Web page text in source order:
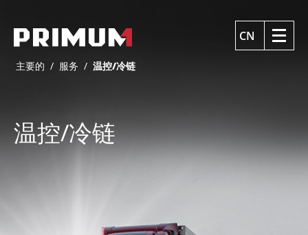
CN
主要的 / 服务 / 温控/冷链
温控/冷链